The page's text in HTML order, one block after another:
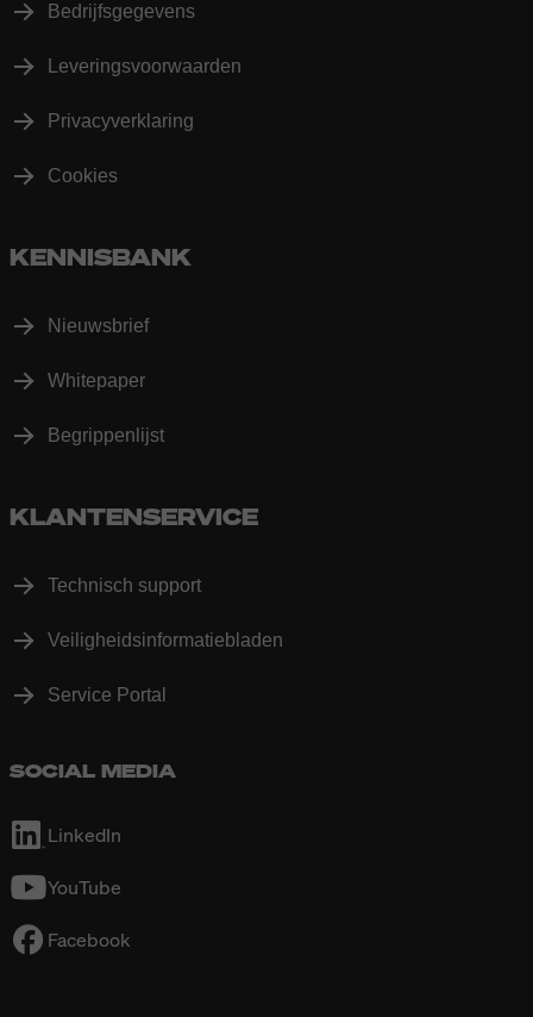
Bedrijfsgegevens
Leveringsvoorwaarden
Privacyverklaring
Cookies
KENNISBANK
Nieuwsbrief
Whitepaper
Begrippenlijst
KLANTENSERVICE
Technisch support
Veiligheidsinformatiebladen
Service Portal
SOCIAL MEDIA
LinkedIn
YouTube
Facebook